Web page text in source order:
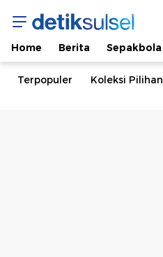
Home Berita Sepakbola
Terpopuler Koleksi Pilihan